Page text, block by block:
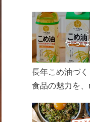
長年こめ油づ
食品の魅力を
ん、製造現場